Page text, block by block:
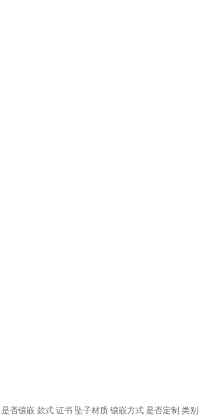
是否镶嵌 款式 证书 坠子材质 镶嵌方式 是否定制 类别